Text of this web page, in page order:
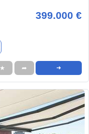
399.000 €
★ ➦ ➜